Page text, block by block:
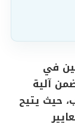
في
آلية
حيث يتيح
والمعايير